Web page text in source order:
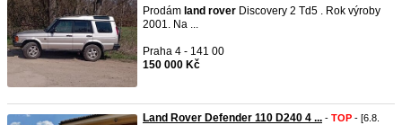
Prodám land rover Discovery 2 Td5 . Rok výroby
2001. Na ...
Praha 4 - 141 00
150 000 Kč
Land Rover Defender 110 D240 4 ... - TOP - [6.8.